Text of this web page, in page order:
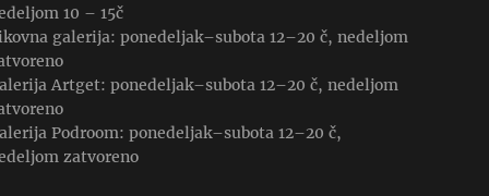
10 – 15č
galerija: ponedeljak–subota 12–20 č, nedeljom
Artget: ponedeljak–subota 12–20 č, nedeljom
Podroom: ponedeljak–subota 12–20 č,
zatvoreno